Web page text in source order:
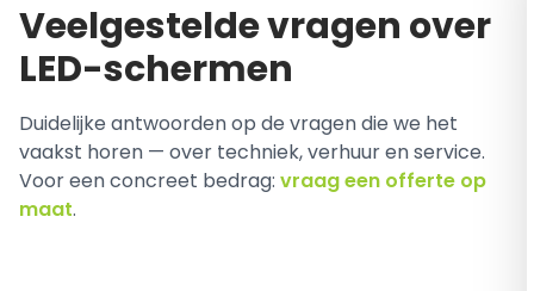
Veelgestelde vragen over
LED-schermen
Duidelijke antwoorden op de vragen die we het
vaakst horen — over techniek, verhuur en service.
Voor een concreet bedrag: vraag een offerte op
maat.